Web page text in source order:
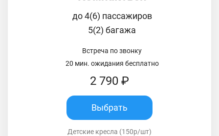
до 4(6) пассажиров
5(2) багажа
Встреча по звонку
20 мин. ожидания бесплатно
2 790 ₽
Выбрать
Детские кресла (150р/шт)